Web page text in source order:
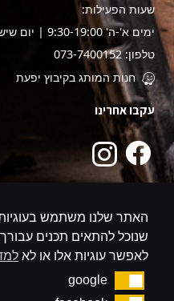
שעות הפעילות:
ימים א'-ה' 9:30-19:00 | יום שישי 9:00-14:00
טלפון: 073-7400152
חנות המותג בקיבוץ יפעת
עקבו אחרינו
שנוכל להתאים תכנים
לאפשר עוגיות אלו או לא
google
google